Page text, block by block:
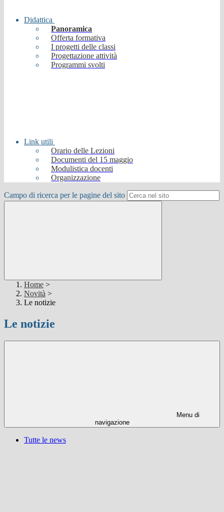
Didattica
Panoramica
Offerta formativa
I progetti delle classi
Progettazione attività
Programmi svolti
Link utili
Orario delle Lezioni
Documenti del 15 maggio
Modulistica docenti
Organizzazione
Campo di ricerca per le pagine del sito
Home >
Novità >
Le notizie
Le notizie
Menu di
navigazione
Tutte le news